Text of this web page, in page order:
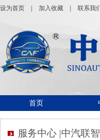
设为首页 加入收藏 联系我
首页
服务中心 |中汽联